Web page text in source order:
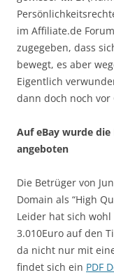
im Affiliate.de
zugegeben, dass
bewegt, es aber
Eigentlich
dann doch noch
Auf eBay wurde
angeboten
Die Betrüger von
Domain als “High
Leider hat sich
3.010Euro auf den
da nicht nur mit
findet sich ein PDF